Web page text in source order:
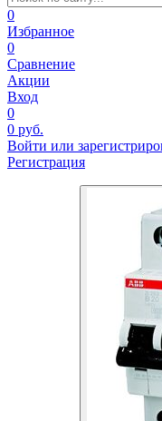
0
Избранное
0
Сравнение
Акции
Вход
0
0 руб.
Войти или
Регистрация